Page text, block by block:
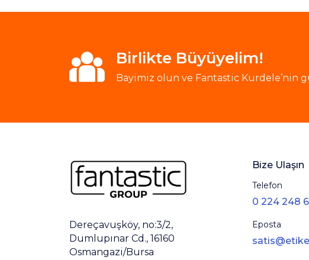
Birlikte Büyüyelim!
Bayimiz olun ve Fantastic Kurdele’nin
Dereçavuşköy, no:3/2,
Dumlupınar Cd., 16160
Osmangazi/Bursa
Bize Ulaşın
Telefon
0 224 248
Eposta